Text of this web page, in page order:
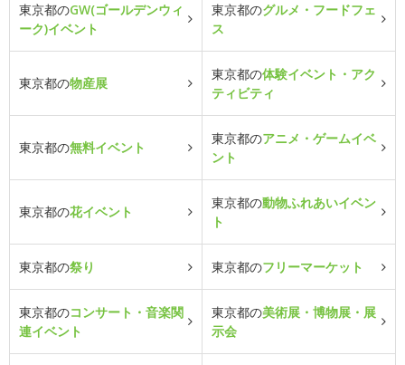
東京都のGW(ゴールデンウィ
ーク)イベント
東京都のグルメ・フードフェ
ス
東京都の物産展
東京都の体験イベント・アク
ティビティ
東京都の無料イベント
東京都のアニメ・ゲームイベ
ント
東京都の花イベント
東京都の動物ふれあいイベン
ト
東京都の祭り 東京都のフリーマーケット
東京都のコンサート・音楽関
連イベント
東京都の美術展・博物展・展
示会